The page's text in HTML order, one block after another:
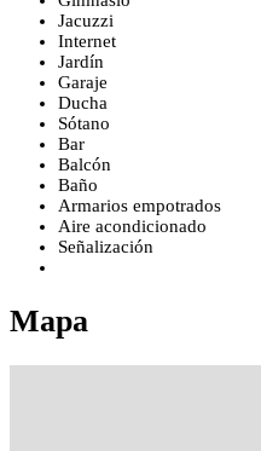
Jacuzzi
Internet
Jardín
Garaje
Ducha
Sótano
Bar
Balcón
Baño
Armarios empotrados
Aire acondicionado
Señalización
Mapa